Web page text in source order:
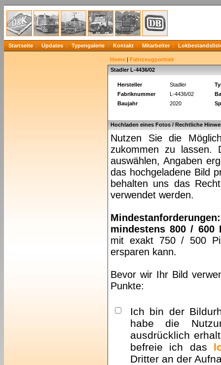
Startseite Updates Typengalerie Kontakt Mitarbeiter
Home | Fahrzeugportrait
Stadler L-4436/02
Hersteller Stadler
Fabriknummer
L-4436/02
Baujahr
2020
Hochladen eines Fotos / Rechtliche
Nutzen Sie die
zukommen zu lassen.
auswählen, Angaben
das hochgeladene Bild
behalten uns das
verwendet werden.
Mindestanforderungen:
mindestens 800 / 600
mit exakt 750 / 500
ersparen kann.
Bevor wir Ihr Bild
Punkte:
Ich bin der
habe die
ausdrücklich
befreie ich das
Dritter an der